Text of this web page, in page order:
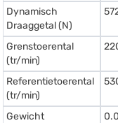
Dynamisch
Draaggetal (N)
Grenstoerental
(tr/min)
Referentietoerental
(tr/min)
Gewicht